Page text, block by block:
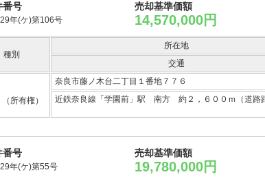
番号
年(ケ)第106号
売却基準価額
14,570,000円
種別
所在地
交通
（所有権）
奈良市藤ノ木台二丁目１番地７７６
近鉄奈良線「学園前」駅 南方 約２，６００ｍ（道路
番号
年(ケ)第55号
売却基準価額
19,780,000円